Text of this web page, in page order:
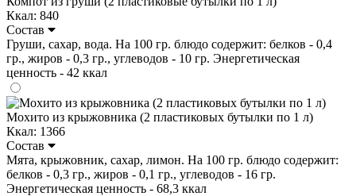
Ккал: 840
Состав
Груши, сахар, вода. На 100 гр. блюдо содержит: белков - 0,4
гр., жиров - 0,3 гр., углеводов - 10 гр. Энергетическая
ценность - 42 ккал
Мохито из крыжовника (2 пластиковых бутылки по 1 л)
Ккал: 1366
Состав
Мята, крыжовник, сахар, лимон. На 100 гр. блюдо содержит:
белков - 0,3 гр., жиров - 0,1 гр., углеводов - 16 гр.
Энергетическая ценность - 68,3 ккал